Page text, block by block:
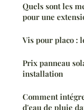
Quels sont les
pour une
Vis pour placo :
Prix panneau
installation
Comment
d'eau de pluie